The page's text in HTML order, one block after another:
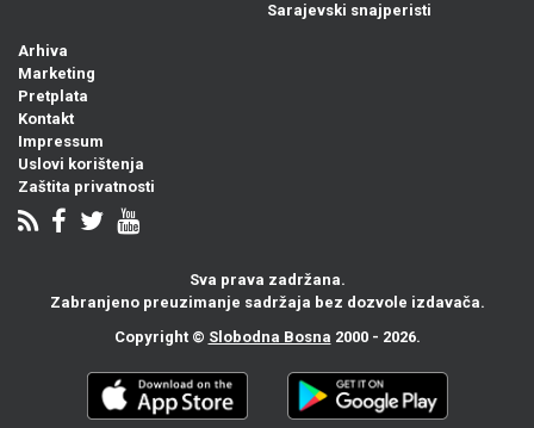
Sarajevski snajperisti
Arhiva
Marketing
Pretplata
Kontakt
Impressum
Uslovi korištenja
Zaštita privatnosti
Sva prava zadržana.
Zabranjeno preuzimanje sadržaja bez dozvole izdavača.
Copyright © Slobodna Bosna 2000 - 2026.